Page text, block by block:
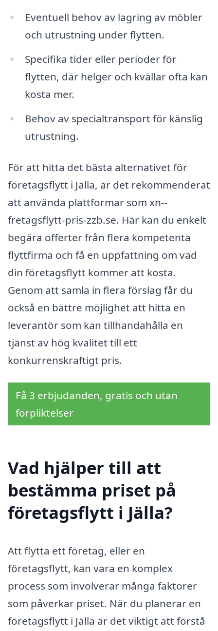
Eventuell behov av lagring av möbler
och utrustning under flytten.
Specifika tider eller perioder för
flytten, där helger och kvällar ofta kan
kosta mer.
Behov av specialtransport för känslig
utrustning.
För att hitta det bästa alternativet för
företagsflytt i Jälla, är det rekommenderat
att använda plattformar som xn--
fretagsflytt-pris-zzb.se. Här kan du enkelt
begära offerter från flera kompetenta
flyttfirma och få en uppfattning om vad
din företagsflytt kommer att kosta.
Genom att samla in flera förslag får du
också en bättre möjlighet att hitta en
leverantör som kan tillhandahålla en
tjänst av hög kvalitet till ett
konkurrenskraftigt pris.
Få 3 erbjudanden, gratis och utan
förpliktelser
Vad hjälper till att
bestämma priset på
företagsflytt i Jälla?
Att flytta ett företag, eller en
företagsflytt, kan vara en komplex
process som involverar många faktorer
som påverkar priset. När du planerar en
företagsflytt i Jälla är det viktigt att förstå